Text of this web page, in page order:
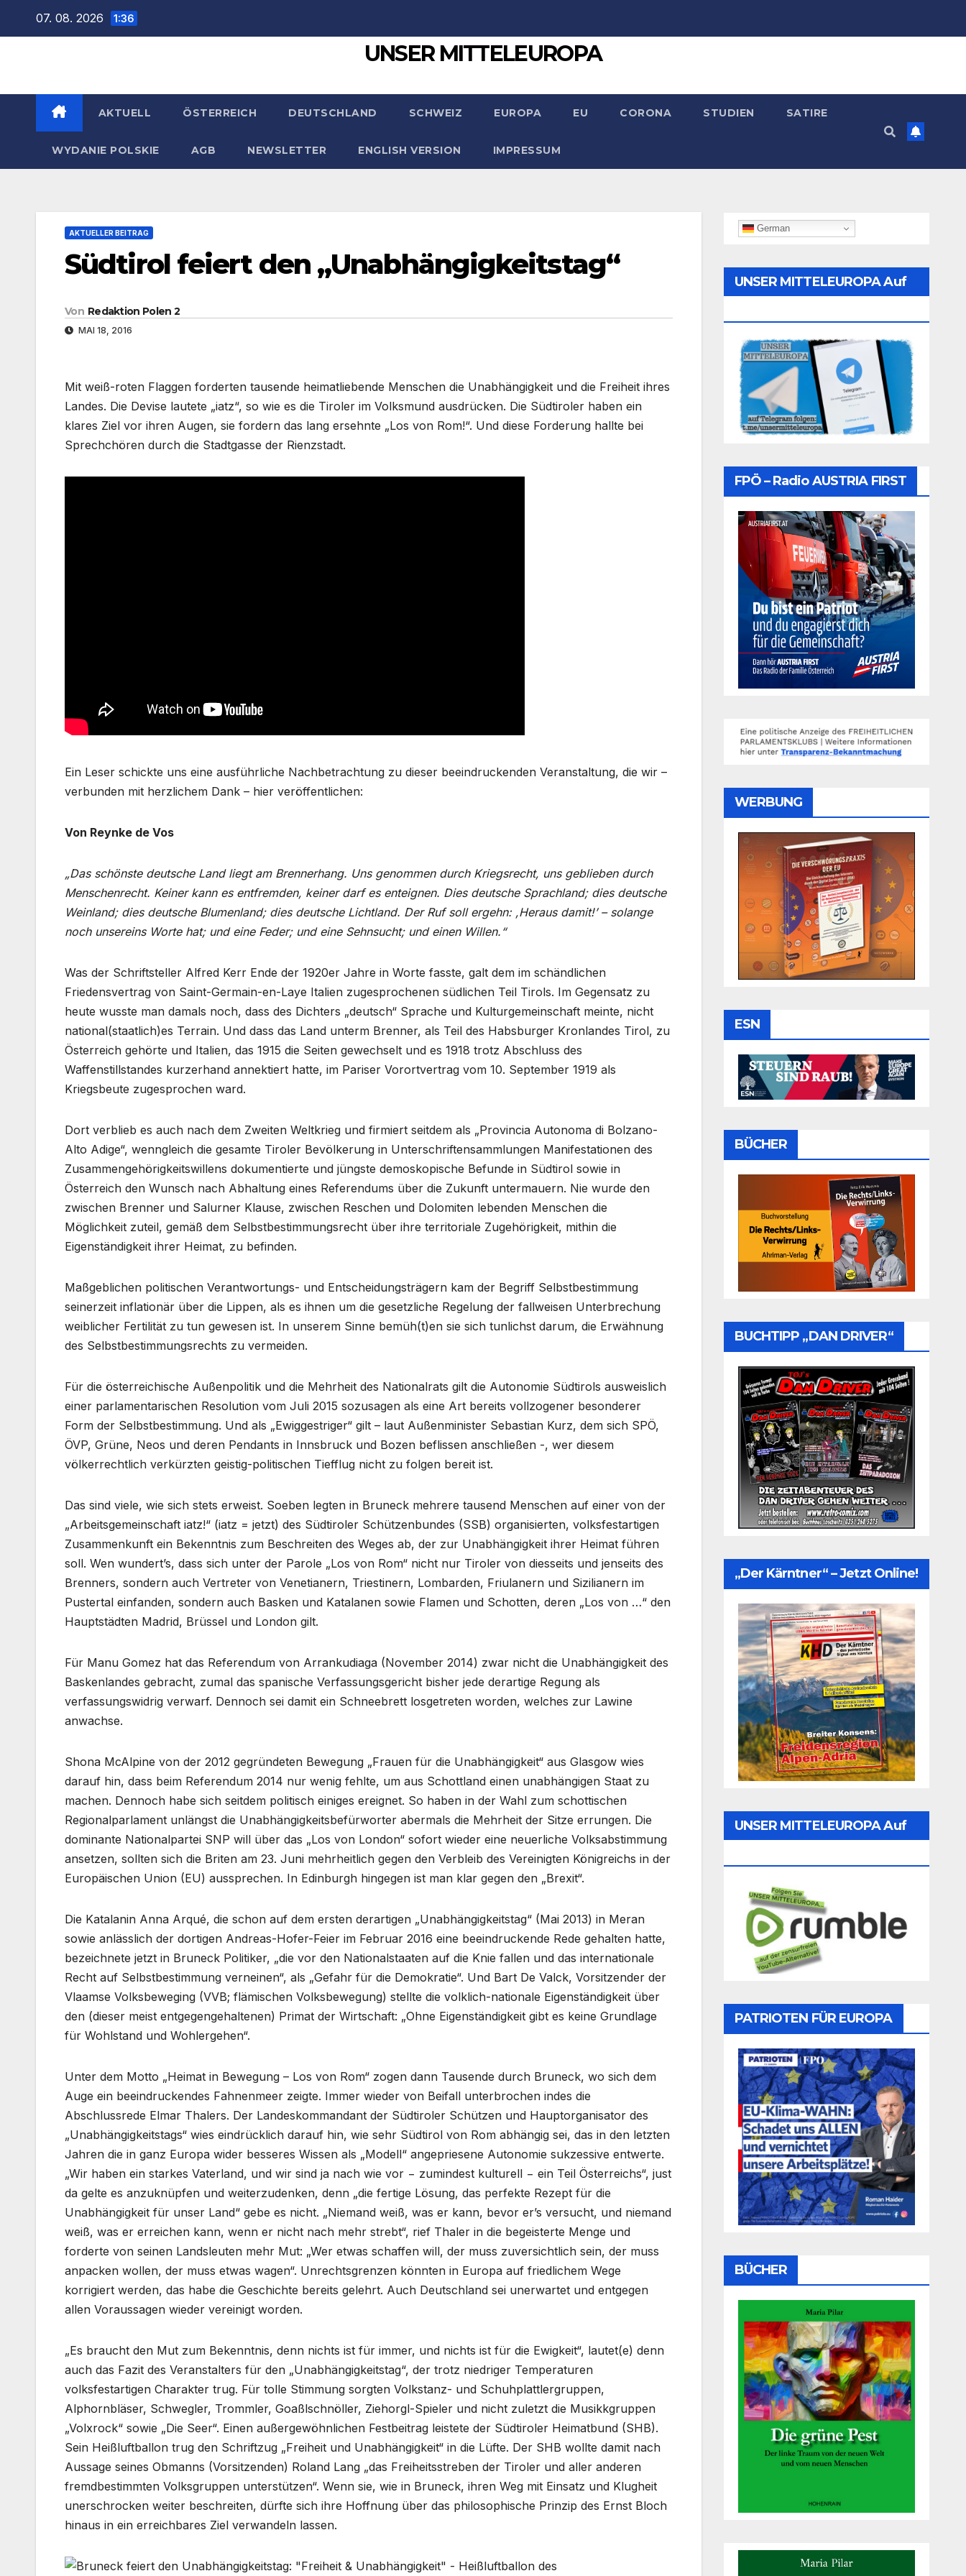
07. 08. 2026 1:36
UNSER MITTELEUROPA
AKTUELL ÖSTERREICH DEUTSCHLAND SCHWEIZ EUROPA EU CORONA STUDIEN SATIRE
WYDANIE POLSKIE AGB NEWSLETTER ENGLISH VERSION IMPRESSUM
AKTUELLER BEITRAG
Südtirol feiert den „Unabhängigkeitstag“
Von Redaktion Polen 2
MAI 18, 2016
Mit weiß-roten Flaggen forderten tausende heimatliebende Menschen die Unabhängigkeit und die Freiheit ihres
Landes. Die Devise lautete „iatz“, so wie es die Tiroler im Volksmund ausdrücken. Die Südtiroler haben ein
klares Ziel vor ihren Augen, sie fordern das lang ersehnte „Los von Rom!“. Und diese Forderung hallte bei
Sprechchören durch die Stadtgasse der Rienzstadt.
Ein Leser schickte uns eine ausführliche Nachbetrachtung zu dieser beeindruckenden Veranstaltung, die wir –
verbunden mit herzlichem Dank – hier veröffentlichen:
Von Reynke de Vos
„Das schönste deutsche Land liegt am Brennerhang. Uns genommen durch Kriegsrecht, uns geblieben durch
Menschenrecht. Keiner kann es entfremden, keiner darf es enteignen. Dies deutsche Sprachland; dies deutsche
Weinland; dies deutsche Blumenland; dies deutsche Lichtland. Der Ruf soll ergehn: ,Heraus damit!’ – solange
noch unsereins Worte hat; und eine Feder; und eine Sehnsucht; und einen Willen.“
Was der Schriftsteller Alfred Kerr Ende der 1920er Jahre in Worte fasste, galt dem im schändlichen
Friedensvertrag von Saint-Germain-en-Laye Italien zugesprochenen südlichen Teil Tirols. Im Gegensatz zu
heute wusste man damals noch, dass des Dichters „deutsch“ Sprache und Kulturgemeinschaft meinte, nicht
national(staatlich)es Terrain. Und dass das Land unterm Brenner, als Teil des Habsburger Kronlandes Tirol, zu
Österreich gehörte und Italien, das 1915 die Seiten gewechselt und es 1918 trotz Abschluss des
Waffenstillstandes kurzerhand annektiert hatte, im Pariser Vorortvertrag vom 10. September 1919 als
Kriegsbeute zugesprochen ward.
Dort verblieb es auch nach dem Zweiten Weltkrieg und firmiert seitdem als „Provincia Autonoma di Bolzano-
Alto Adige“, wenngleich die gesamte Tiroler Bevölkerung in Unterschriftensammlungen Manifestationen des
Zusammengehörigkeitswillens dokumentierte und jüngste demoskopische Befunde in Südtirol sowie in
Österreich den Wunsch nach Abhaltung eines Referendums über die Zukunft untermauern. Nie wurde den
zwischen Brenner und Salurner Klause, zwischen Reschen und Dolomiten lebenden Menschen die
Möglichkeit zuteil, gemäß dem Selbstbestimmungsrecht über ihre territoriale Zugehörigkeit, mithin die
Eigenständigkeit ihrer Heimat, zu befinden.
Maßgeblichen politischen Verantwortungs- und Entscheidungsträgern kam der Begriff Selbstbestimmung
seinerzeit inflationär über die Lippen, als es ihnen um die gesetzliche Regelung der fallweisen Unterbrechung
weiblicher Fertilität zu tun gewesen ist. In unserem Sinne bemüh(t)en sie sich tunlichst darum, die Erwähnung
des Selbstbestimmungsrechts zu vermeiden.
Für die österreichische Außenpolitik und die Mehrheit des Nationalrats gilt die Autonomie Südtirols ausweislich
einer parlamentarischen Resolution vom Juli 2015 sozusagen als eine Art bereits vollzogener besonderer
Form der Selbstbestimmung. Und als „Ewiggestriger“ gilt – laut Außenminister Sebastian Kurz, dem sich SPÖ,
ÖVP, Grüne, Neos und deren Pendants in Innsbruck und Bozen beflissen anschließen -, wer diesem
völkerrechtlich verkürzten geistig-politischen Tiefflug nicht zu folgen bereit ist.
Das sind viele, wie sich stets erweist. Soeben legten in Bruneck mehrere tausend Menschen auf einer von der
„Arbeitsgemeinschaft iatz!“ (iatz = jetzt) des Südtiroler Schützenbundes (SSB) organisierten, volksfestartigen
Zusammenkunft ein Bekenntnis zum Beschreiten des Weges ab, der zur Unabhängigkeit ihrer Heimat führen
soll. Wen wundert’s, dass sich unter der Parole „Los von Rom“ nicht nur Tiroler von diesseits und jenseits des
Brenners, sondern auch Vertreter von Venetianern, Triestinern, Lombarden, Friulanern und Sizilianern im
Pustertal einfanden, sondern auch Basken und Katalanen sowie Flamen und Schotten, deren „Los von …“ den
Hauptstädten Madrid, Brüssel und London gilt.
Für Manu Gomez hat das Referendum von Arrankudiaga (November 2014) zwar nicht die Unabhängigkeit des
Baskenlandes gebracht, zumal das spanische Verfassungsgericht bisher jede derartige Regung als
verfassungswidrig verwarf. Dennoch sei damit ein Schneebrett losgetreten worden, welches zur Lawine
anwachse.
Shona McAlpine von der 2012 gegründeten Bewegung „Frauen für die Unabhängigkeit“ aus Glasgow wies
darauf hin, dass beim Referendum 2014 nur wenig fehlte, um aus Schottland einen unabhängigen Staat zu
machen. Dennoch habe sich seitdem politisch einiges ereignet. So haben in der Wahl zum schottischen
Regionalparlament unlängst die Unabhängigkeitsbefürworter abermals die Mehrheit der Sitze errungen. Die
dominante Nationalpartei SNP will über das „Los von London“ sofort wieder eine neuerliche Volksabstimmung
ansetzen, sollten sich die Briten am 23. Juni mehrheitlich gegen den Verbleib des Vereinigten Königreichs in der
Europäischen Union (EU) aussprechen. In Edinburgh hingegen ist man klar gegen den „Brexit“.
Die Katalanin Anna Arqué, die schon auf dem ersten derartigen „Unabhängigkeitstag“ (Mai 2013) in Meran
sowie anlässlich der dortigen Andreas-Hofer-Feier im Februar 2016 eine beeindruckende Rede gehalten hatte,
bezeichnete jetzt in Bruneck Politiker, „die vor den Nationalstaaten auf die Knie fallen und das internationale
Recht auf Selbstbestimmung verneinen“, als „Gefahr für die Demokratie“. Und Bart De Valck, Vorsitzender der
Vlaamse Volksbeweging (VVB; flämischen Volksbewegung) stellte die volklich-nationale Eigenständigkeit über
den (dieser meist entgegengehaltenen) Primat der Wirtschaft: „Ohne Eigenständigkeit gibt es keine Grundlage
für Wohlstand und Wohlergehen“.
Unter dem Motto „Heimat in Bewegung – Los von Rom“ zogen dann Tausende durch Bruneck, wo sich dem
Auge ein beeindruckendes Fahnenmeer zeigte. Immer wieder von Beifall unterbrochen indes die
Abschlussrede Elmar Thalers. Der Landeskommandant der Südtiroler Schützen und Hauptorganisator des
„Unabhängigkeitstags“ wies eindrücklich darauf hin, wie sehr Südtirol von Rom abhängig sei, das in den letzten
Jahren die in ganz Europa wider besseres Wissen als „Modell“ angepriesene Autonomie sukzessive entwerte.
„Wir haben ein starkes Vaterland, und wir sind ja nach wie vor − zumindest kulturell − ein Teil Österreichs“, just
da gelte es anzuknüpfen und weiterzudenken, denn „die fertige Lösung, das perfekte Rezept für die
Unabhängigkeit für unser Land“ gebe es nicht. „Niemand weiß, was er kann, bevor er’s versucht, und niemand
weiß, was er erreichen kann, wenn er nicht nach mehr strebt“, rief Thaler in die begeisterte Menge und
forderte von seinen Landsleuten mehr Mut: „Wer etwas schaffen will, der muss zuversichtlich sein, der muss
anpacken wollen, der muss etwas wagen“. Unrechtsgrenzen könnten in Europa auf friedlichem Wege
korrigiert werden, das habe die Geschichte bereits gelehrt. Auch Deutschland sei unerwartet und entgegen
allen Voraussagen wieder vereinigt worden.
„Es braucht den Mut zum Bekenntnis, denn nichts ist für immer, und nichts ist für die Ewigkeit“, lautet(e) denn
auch das Fazit des Veranstalters für den „Unabhängigkeitstag“, der trotz niedriger Temperaturen
volksfestartigen Charakter trug. Für tolle Stimmung sorgten Volkstanz- und Schuhplattlergruppen,
Alphornbläser, Schwegler, Trommler, Goaßlschnöller, Ziehorgl-Spieler und nicht zuletzt die Musikkgruppen
„Volxrock“ sowie „Die Seer“. Einen außergewöhnlichen Festbeitrag leistete der Südtiroler Heimatbund (SHB).
Sein Heißluftballon trug den Schriftzug „Freiheit und Unabhängigkeit“ in die Lüfte. Der SHB wollte damit nach
Aussage seines Obmanns (Vorsitzenden) Roland Lang „das Freiheitsstreben der Tiroler und aller anderen
fremdbestimmten Volksgruppen unterstützen“. Wenn sie, wie in Bruneck, ihren Weg mit Einsatz und Klugheit
unerschrocken weiter beschreiten, dürfte sich ihre Hoffnung über das philosophische Prinzip des Ernst Bloch
hinaus in ein erreichbares Ziel verwandeln lassen.
German
UNSER MITTELEUROPA Auf
FPÖ – Radio AUSTRIA FIRST
WERBUNG
ESN
BÜCHER
BUCHTIPP „DAN DRIVER“
„Der Kärntner“ – Jetzt Online!
UNSER MITTELEUROPA Auf
PATRIOTEN FÜR EUROPA
BÜCHER